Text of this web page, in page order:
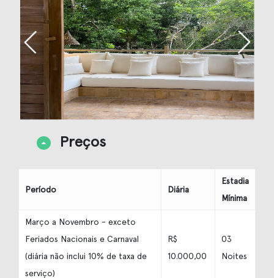
Preços
Período Diária
Estadia
Mínima
Março a Novembro - exceto
Feriados Nacionais e Carnaval
(diária não inclui 10% de taxa de
serviço)
R$
10.000,00
03
Noites